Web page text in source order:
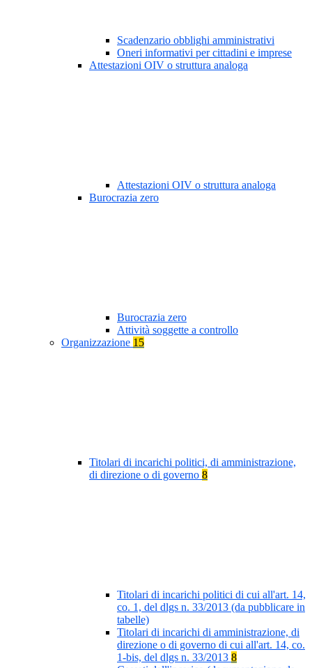
Scadenzario obblighi amministrativi
Oneri informativi per cittadini e imprese
Attestazioni OIV o struttura analoga
Attestazioni OIV o struttura analoga
Burocrazia zero
Burocrazia zero
Attività soggette a controllo
Organizzazione 15
Titolari di incarichi politici, di amministrazione,
di direzione o di governo 8
Titolari di incarichi politici di cui all'art. 14,
co. 1, del dlgs n. 33/2013 (da pubblicare in
tabelle)
Titolari di incarichi di amministrazione, di
direzione o di governo di cui all'art. 14, co.
1-bis, del dlgs n. 33/2013 8